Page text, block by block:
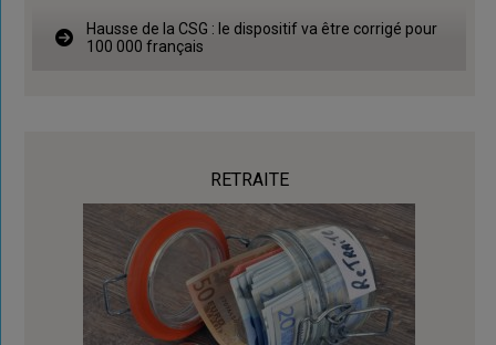
Hausse de la CSG : le dispositif va être corrigé pour
100 000 français
RETRAITE